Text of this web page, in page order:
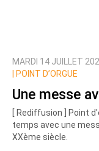
MARDI 14 JUILLET
POINT D’ORGUE
Une messe
[ Rediffusion ] Point
temps avec une
XXème siècle.